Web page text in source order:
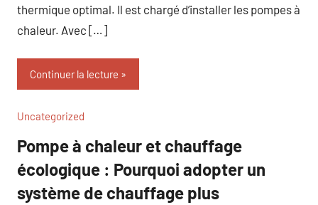
thermique optimal. Il est chargé d’installer les pompes à
chaleur. Avec […]
Continuer la lecture
Uncategorized
Pompe à chaleur et chauffage
écologique : Pourquoi adopter un
système de chauffage plus